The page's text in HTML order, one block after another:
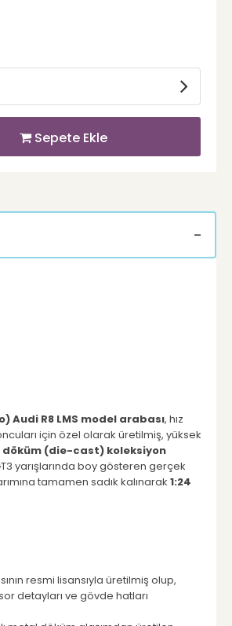
Sepete Ekle
Audi R8 LMS model arabası, hız
için özel olarak üretilmiş, yüksek
döküm (die-cast) koleksiyon
yarışlarında boy gösteren gerçek
tamamen sadık kalınarak1:24
resmi lisansıyla üretilmiş olup,
detayları ve gövde hatları